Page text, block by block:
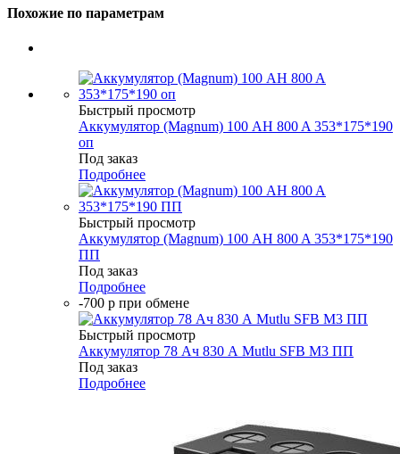
Похожие по параметрам
Быстрый просмотр
Аккумулятор (Magnum) 100 AH 800 A 353*175*190
оп
Под заказ
Подробнее
Быстрый просмотр
Аккумулятор (Magnum) 100 AH 800 A 353*175*190
ПП
Под заказ
Подробнее
-700 р при обмене
Быстрый просмотр
Аккумулятор 78 Ач 830 А Mutlu SFB M3 ПП
Под заказ
Подробнее